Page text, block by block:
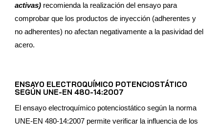
activas) recomienda la realización del ensayo para
comprobar que los productos de inyección (adherentes y
no adherentes) no afectan negativamente a la pasividad del
acero.
ENSAYO ELECTROQUÍMICO POTENCIOSTÁTICO
SEGÚN UNE-EN 480-14:2007
El ensayo electroquímico potenciostático según la norma
UNE-EN 480-14:2007 permite verificar la influencia de los